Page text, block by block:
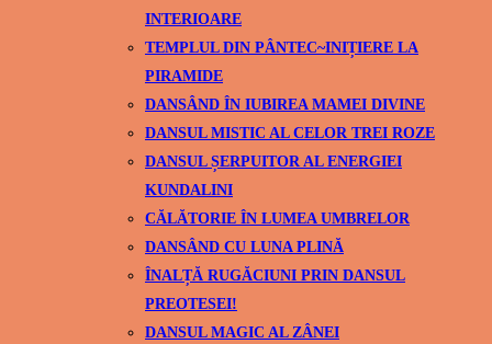
INTERIOARE
TEMPLUL DIN PÂNTEC~INIȚIERE LA
PIRAMIDE
DANSÂND ÎN IUBIREA MAMEI DIVINE
DANSUL MISTIC AL CELOR TREI ROZE
DANSUL ȘERPUITOR AL ENERGIEI
KUNDALINI
CĂLĂTORIE ÎN LUMEA UMBRELOR
DANSÂND CU LUNA PLINĂ
ÎNALȚĂ RUGĂCIUNI PRIN DANSUL
PREOTESEI!
DANSUL MAGIC AL ZÂNEI